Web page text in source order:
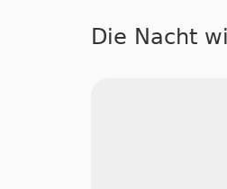
Die Nacht